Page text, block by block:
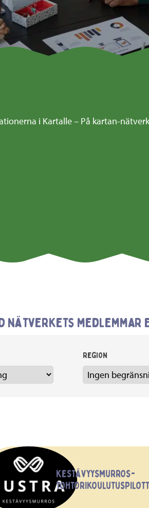
i Kartalle – På kartan-
nätverkets
Region
Kestävyysmurros-